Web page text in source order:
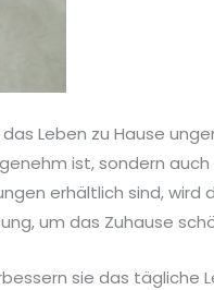
Leben zu Hause
ist, sondern
erhältlich sind,
um das Zuhause
sie das tägliche